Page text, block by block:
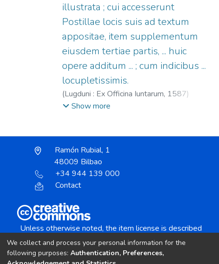
illustrata ; cui accesserunt
Postillae locis suis ad textum
appositae, item supplementum
eiusdem tertiae partis, ... huic
opere additum ... ; cum indicibus ...
locupletissimis.
(Lugduni : Ex Officina Iuntarum, 1587)
Tomás de Aquino, Santo, 1225?-1274.
Show more
Ramón Rubial, 1
48009 Bilbao
+34 944 139 000
Contact
Unless otherwise noted, the item license is described
Creative Commons Attribution-NonCommercial-
We collect and process your personal information for the
following purposes: Authentication, Preferences,